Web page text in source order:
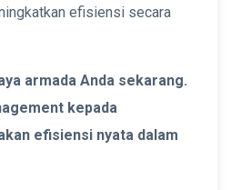
efisiensi secara
armada Anda sekarang.
kepada
efisiensi nyata dalam